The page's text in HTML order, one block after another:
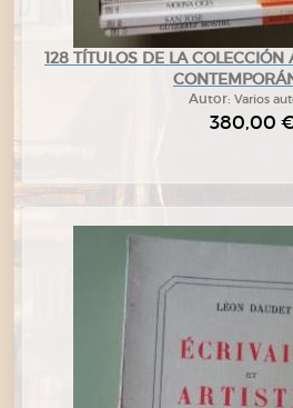
128 TÍTULOS DE LA COLECCIÓN
Autor: Varios
380,00